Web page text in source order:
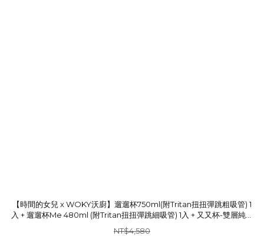
【時間的女兒 x WOKY沃廚】遛遛杯750ml(附Tritan扭扭彈跳粗吸管) 1
入 + 遛遛杯Me 480ml (附Tritan扭扭彈跳細吸管) 1入 + 又又杯-雙層純透
渾圓杯 ECOZEN® 750ml 1入
NT$4,580